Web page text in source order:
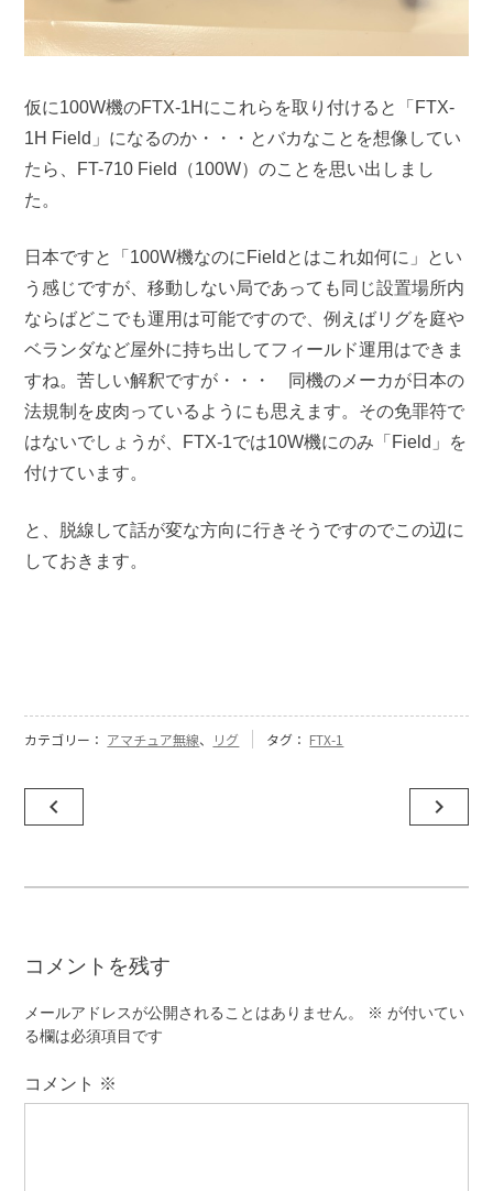
仮に100W機のFTX-1Hにこれらを取り付けると「FTX-
1H Field」になるのか・・・とバカなことを想像してい
たら、FT-710 Field（100W）のことを思い出しまし
た。
日本ですと「100W機なのにFieldとはこれ如何に」とい
う感じですが、移動しない局であっても同じ設置場所内
ならばどこでも運用は可能ですので、例えばリグを庭や
ベランダなど屋外に持ち出してフィールド運用はできま
すね。苦しい解釈ですが・・・ 同機のメーカが日本の
法規制を皮肉っているようにも思えます。その免罪符で
はないでしょうが、FTX-1では10W機にのみ「Field」を
付けています。
と、脱線して話が変な方向に行きそうですのでこの辺に
しておきます。
カテゴリー： アマチュア無線、 リグ タグ： FTX-1
稿
ー
シ
ョ
navigate_before navigate_next
コメントを残す
メールアドレスが公開されることはありません。 ※ が付いてい
る欄は必須項目です
コメント ※